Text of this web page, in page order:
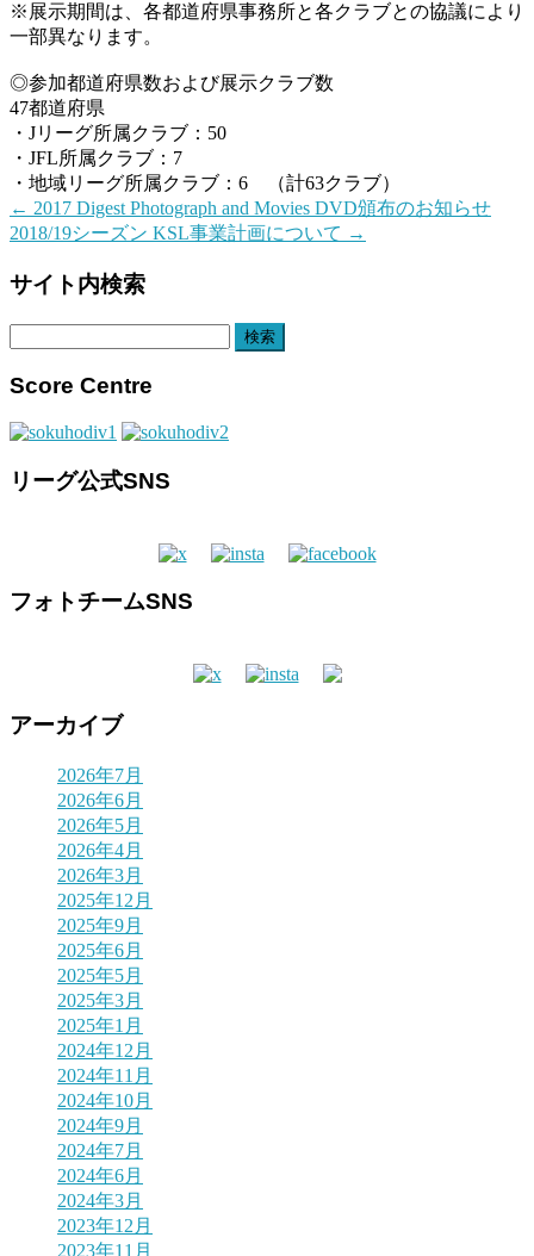
※展示期間は、各都道府県事務所と各クラブとの協議により
一部異なります。
◎参加都道府県数および展示クラブ数
47都道府県
・Jリーグ所属クラブ：50
・JFL所属クラブ：7
・地域リーグ所属クラブ：6 （計63クラブ）
← 2017 Digest Photograph and Movies DVD頒布のお知らせ
2018/19シーズン KSL事業計画について →
サイト内検索
Score Centre
リーグ公式SNS
フォトチームSNS
アーカイブ
2026年7月
2026年6月
2026年5月
2026年4月
2026年3月
2025年12月
2025年9月
2025年6月
2025年5月
2025年3月
2025年1月
2024年12月
2024年11月
2024年10月
2024年9月
2024年7月
2024年6月
2024年3月
2023年12月
2023年11月